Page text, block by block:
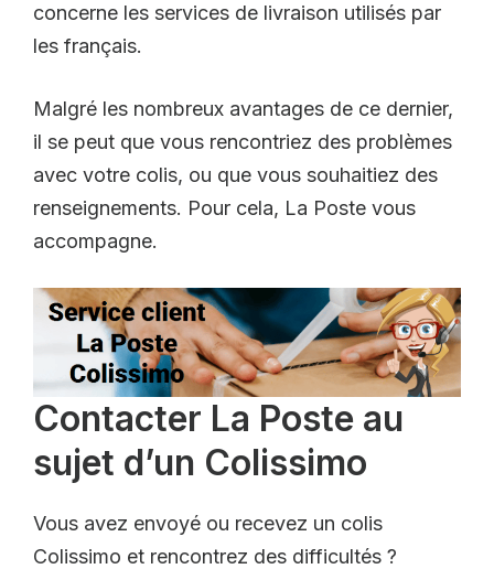
concerne les services de livraison utilisés par
les français.
Malgré les nombreux avantages de ce dernier,
il se peut que vous rencontriez des problèmes
avec votre colis, ou que vous souhaitiez des
renseignements. Pour cela, La Poste vous
accompagne.
Contacter La Poste au
sujet d’un Colissimo
Vous avez envoyé ou recevez un colis
Colissimo et rencontrez des difficultés ?